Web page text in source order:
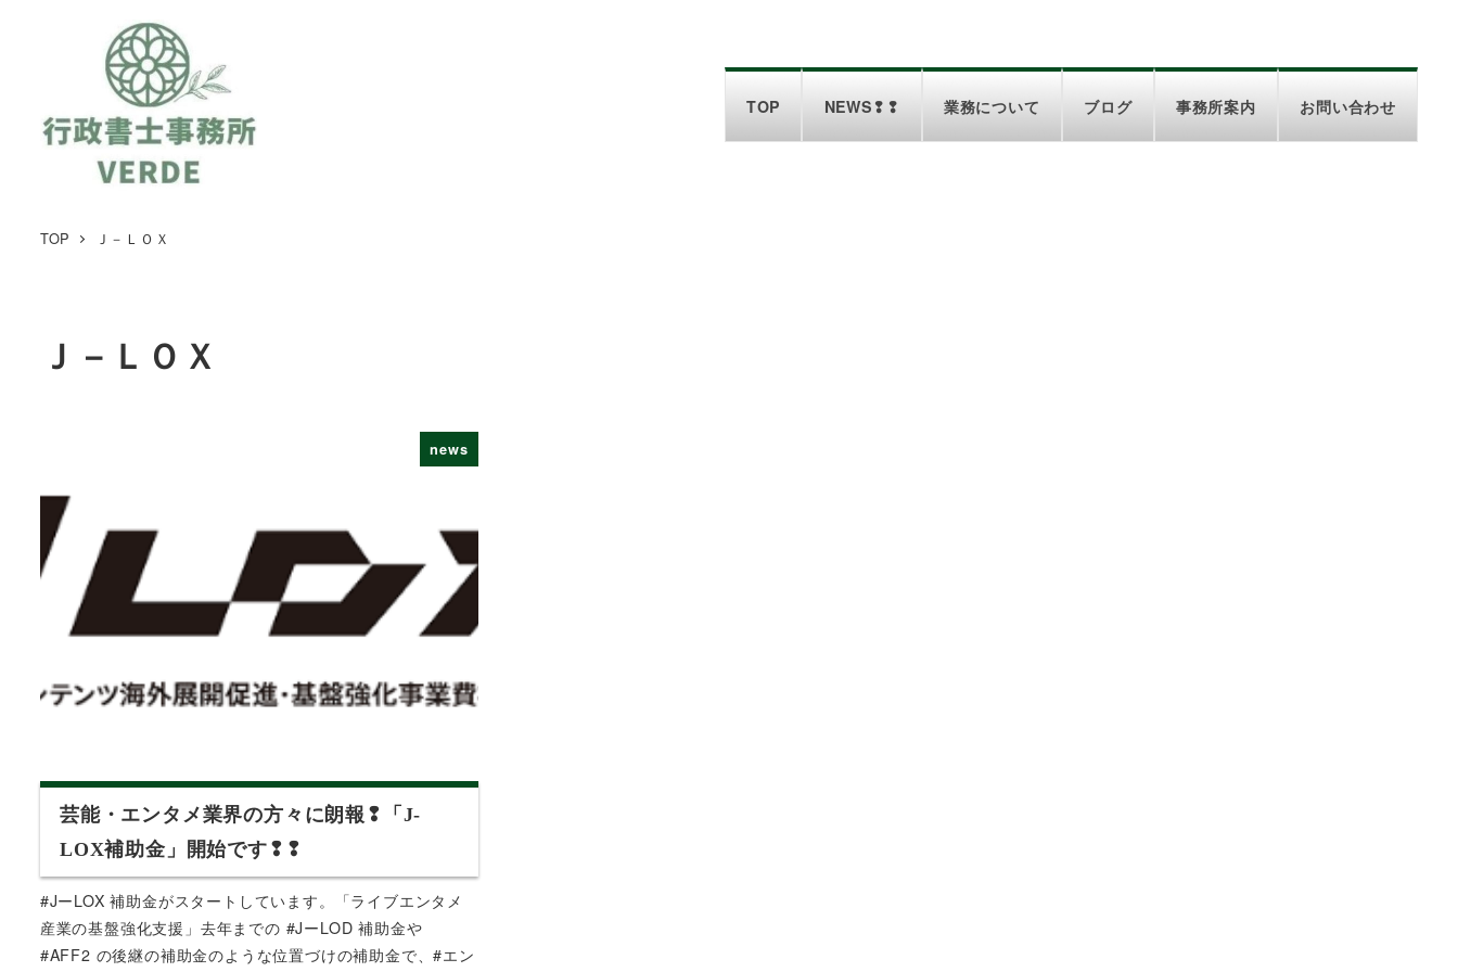
TOP NEWS❢❢ 業務について ブログ 事務所案内 お問い合わせ
TOP Ｊ－ＬＯＸ
Ｊ－ＬＯＸ
news
芸能・エンタメ業界の方々に朗報❢「J-
LOX補助金」開始です❢❢
#JーLOX 補助金がスタートしています。「ライブエンタメ
産業の基盤強化支援」去年までの #JーLOD 補助金や
#AFF2 の後継の補助金のような位置づけの補助金で、#エン